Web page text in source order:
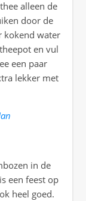
alleen de
door de
kokend water
en vul
een paar
lekker met
in de
een feest op
heel goed.